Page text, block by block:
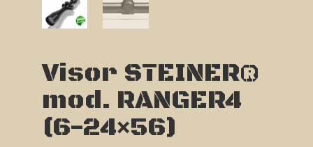
Visor STEINER®
mod. RANGER4
(6-24×56)